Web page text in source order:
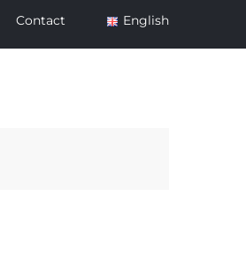
Contact English